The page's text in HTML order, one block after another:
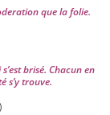
que la folie.
bri­sé. Chacun en
s’y trouve.
)